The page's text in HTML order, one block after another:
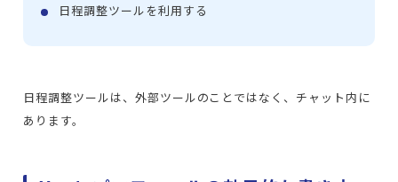
日程調整ツールを利用する
日程調整ツールは、外部ツールのことではなく、チャット内に
あります。